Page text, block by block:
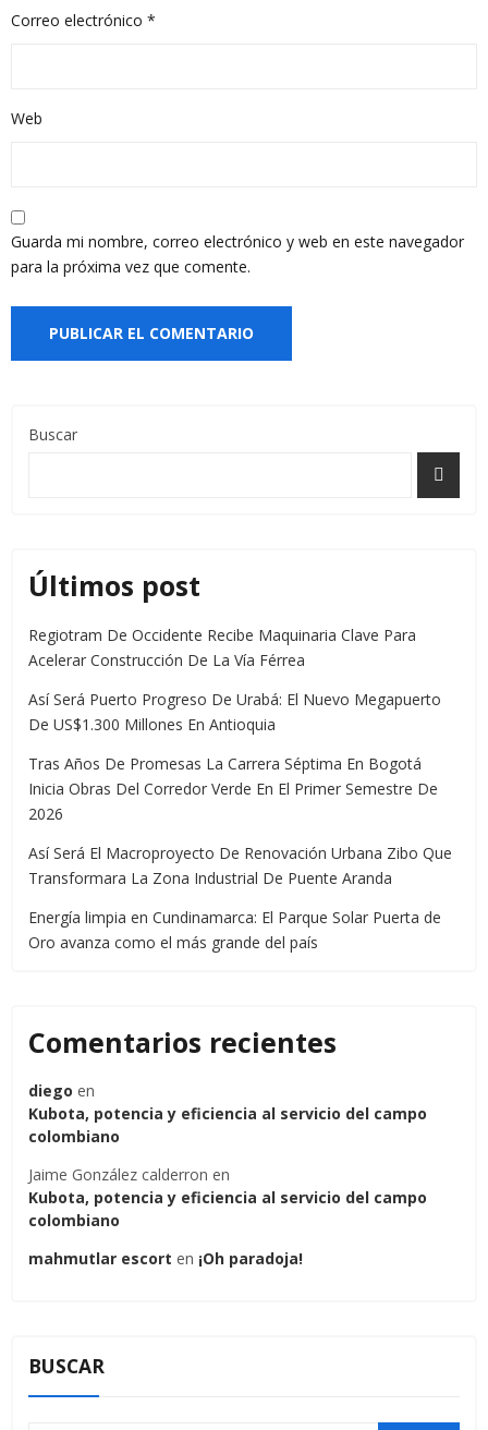
Correo electrónico *
Web
Guarda mi nombre, correo electrónico y web en este navegador
para la próxima vez que comente.
Buscar
Últimos post
Regiotram De Occidente Recibe Maquinaria Clave Para
Acelerar Construcción De La Vía Férrea
Así Será Puerto Progreso De Urabá: El Nuevo Megapuerto
De US$1.300 Millones En Antioquia
Tras Años De Promesas La Carrera Séptima En Bogotá
Inicia Obras Del Corredor Verde En El Primer Semestre De
2026
Así Será El Macroproyecto De Renovación Urbana Zibo Que
Transformara La Zona Industrial De Puente Aranda
Energía limpia en Cundinamarca: El Parque Solar Puerta de
Oro avanza como el más grande del país
Comentarios recientes
diego en
Kubota, potencia y eficiencia al servicio del campo
colombiano
Jaime González calderron en
Kubota, potencia y eficiencia al servicio del campo
colombiano
mahmutlar escort en ¡Oh paradoja!
BUSCAR